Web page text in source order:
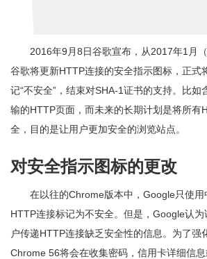
2016年9月8日谷歌宣布，从2017年1月
谷歌将更新HTTP连接的安全指示图标，正式
记“不安全”，结束对SHA-1证书的支持。比如
输的HTTP页面，而未来的长期计划是将所有
全，目的是让用户更加安全的浏览站点。
对安全指示图标的更改
在以往的Chrome版本中，Google只使用
HTTP连接标记为不安全。但是，Google认为
户传递HTTP连接缺乏安全性的信息。为了强
Chrome 56将会在收集密码，信用卡详细信